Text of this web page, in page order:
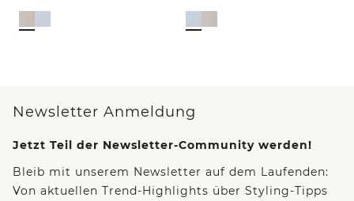
Newsletter Anmeldung
Jetzt Teil der Newsletter-Community werden!
Bleib mit unserem Newsletter auf dem Laufenden:
Von aktuellen Trend-Highlights über Styling-Tipps